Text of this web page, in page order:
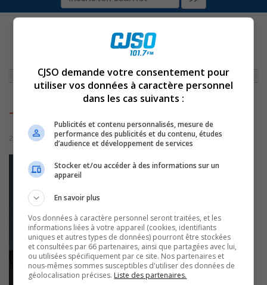
BIENTÔT DE NOUVELLES INFRASTRUCTURES
TRAITEMENTELUSOURS
26 octobre 2022 | Par Équipe CJSO
CJSO demande votre consentement pour
utiliser vos données à caractère personnel
dans les cas suivants :
Publicités et contenu personnalisés, mesure de
performance des publicités et du contenu, études
d’audience et développement de services
Stocker et/ou accéder à des informations sur un
appareil
En savoir plus
Vos données à caractère personnel seront traitées, et les
informations liées à votre appareil (cookies, identifiants
uniques et autres types de données) pourront être stockées
et consultées par 66 partenaires, ainsi que partagées avec lui,
ou utilisées spécifiquement par ce site. Nos partenaires et
nous-mêmes sommes susceptibles d'utiliser des données de
géolocalisation précises. Liste des partenaires.